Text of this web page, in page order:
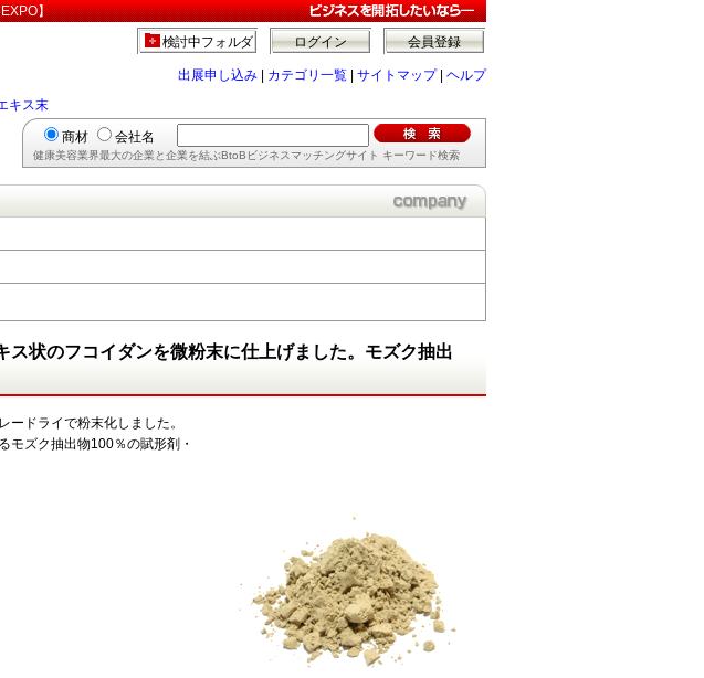
】
会員登録
ログイン
検討中フォルダ
出展申し込み カテゴリ一覧 サイトマップ| ヘルプ
キス末
商材 会社名
健康美容業界最大の企業と企業を結ぶBtoBビジネスマッチングサイト キーワード検索
ス状のフコイダンを微粉末に仕上げました。モズク抽出
ードライで粉末化しました。
モズク抽出物100％の賦形剤・